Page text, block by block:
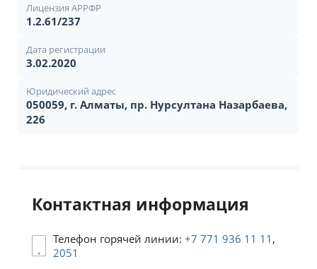
Лицензия АРРФР
1.2.61/237
Дата регистрации
3.02.2020
Юридический адрес
050059, г. Алматы, пр. Нурсултана Назарбаева,
226
Контактная информация
Телефон горячей линии: +7 771 936 11 11 ,
2051